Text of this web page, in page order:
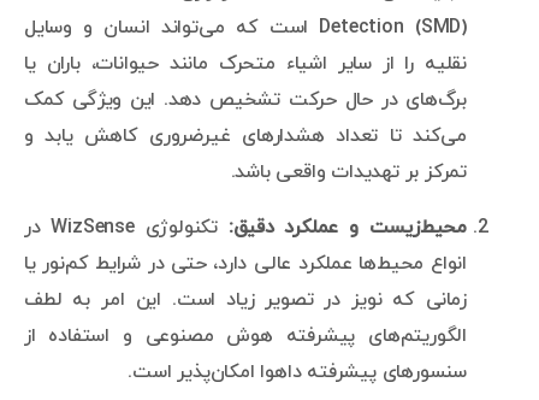
Detection (SMD) است که می‌تواند انسان و وسایل
نقلیه را از سایر اشیاء متحرک مانند حیوانات، باران یا
برگ‌های در حال حرکت تشخیص دهد. این ویژگی کمک
می‌کند تا تعداد هشدارهای غیرضروری کاهش یابد و
تمرکز بر تهدیدات واقعی باشد.
محیط‌زیست و عملکرد دقیق:
تکنولوژی WizSense در
انواع محیط‌ها عملکرد عالی دارد، حتی در شرایط کم‌نور یا
زمانی که نویز در تصویر زیاد است. این امر به لطف
الگوریتم‌های پیشرفته هوش مصنوعی و استفاده از
سنسورهای پیشرفته داهوا امکان‌پذیر است.